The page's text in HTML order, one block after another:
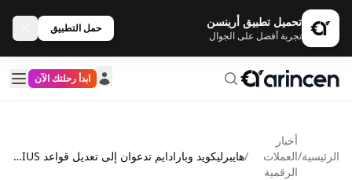
تحميل تطبيق أرينسن
تجربة أفضل على الجوال
حمل التطبيق
ابدأ رحلتك الآن
الرئيسية/
أخبار
العملات
الرقمية
/ هايبرليكويد وبارادايم تدعوان إلى تعديل قواعد GENIUS المقترحة لتجنب التأثير على التمويل اللامركزي